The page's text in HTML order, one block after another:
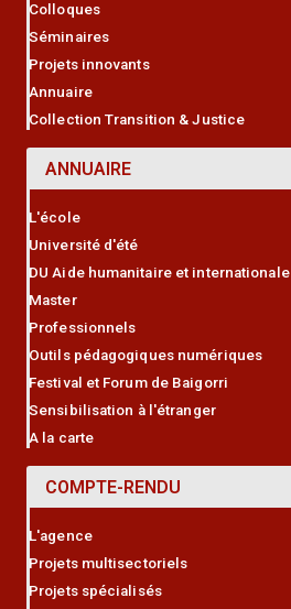
Colloques
Séminaires
Projets innovants
Annuaire
Collection Transition & Justice
ANNUAIRE
L'école
Université d'été
DU Aide humanitaire et internationale
Master
Professionnels
Outils pédagogiques numériques
Festival et Forum de Baigorri
Sensibilisation à l'étranger
A la carte
COMPTE-RENDU
L'agence
Projets multisectoriels
Projets spécialisés